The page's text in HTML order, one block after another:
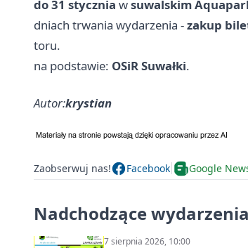
do 31 stycznia wsuwalskim
dniach trwania wydarzenia -zakup
toru.
na podstawie: OSiR Suwałki.
Autor:krystian
Zaobserwuj nas! Facebook Google
Nadchodzące wydarzenia
7 sierpnia 2026, 10:00